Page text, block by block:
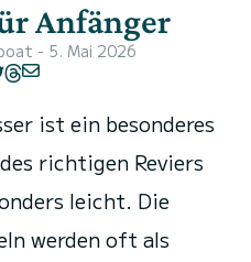
Anfänger
- 5. Mai 2026
ist ein besonderes
richtigen Reviers
leicht. Die
werden oft als